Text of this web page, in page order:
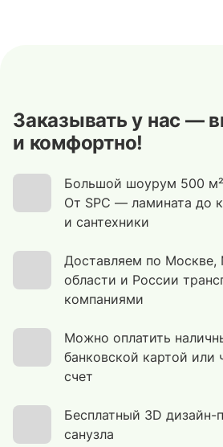
Заказывать у нас —
и комфортно!
Большой шоурум 500
От SPC — ламината до
и сантехники
Доставляем по Москве,
области и России
компаниями
Можно оплатить
банковской картой или
счет
Бесплатный 3D дизайн-
санузла